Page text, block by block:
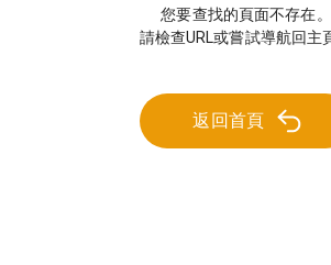
您要查找的頁面不存在。
請檢查URL或嘗試導航回主
返回首頁